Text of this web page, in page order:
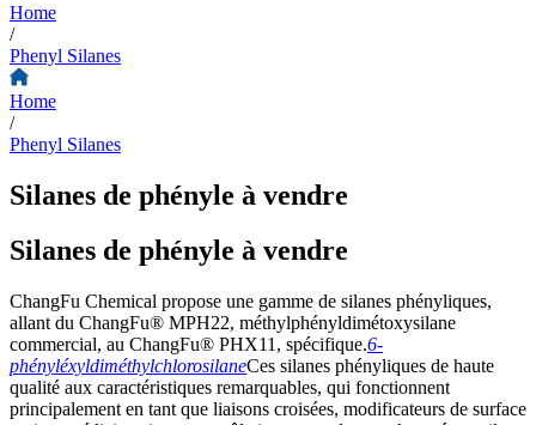
Home
/
Phenyl Silanes
Home
/
Phenyl Silanes
Silanes de phényle à vendre
Silanes de phényle à vendre
ChangFu Chemical propose une gamme de silanes phényliques,
allant du ChangFu® MPH22, méthylphényldimétoxysilane
commercial, au ChangFu® PHX11, spécifique.6-
phényléxyldiméthylchlorosilaneCes silanes phényliques de haute
qualité aux caractéristiques remarquables, qui fonctionnent
principalement en tant que liaisons croisées, modificateurs de surface